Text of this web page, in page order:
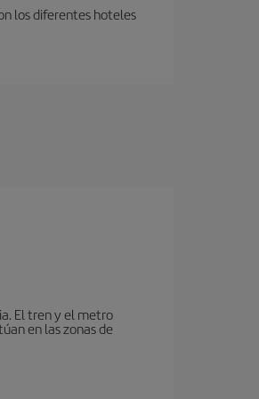
los diferentes hoteles
El tren y el metro
en las zonas de